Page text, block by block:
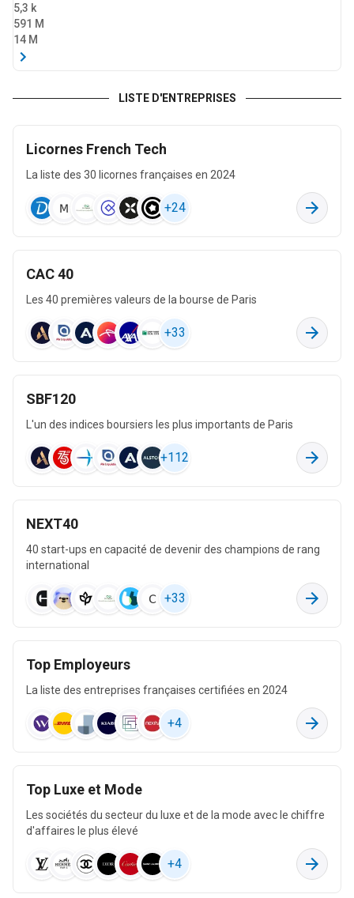
5,3 k
591 M
14 M
671 k
203 M
-229 M
131 M
117 M
Industrie chimique
Commerce de gros, à l'exception des automobiles et des
578 k
64 M
Métallurgie
2,8 k
56 M
LISTE D'ENTREPRISES
Licornes French Tech
La liste des 30 licornes françaises en 2024
+24
CAC 40
Les 40 premières valeurs de la bourse de Paris
+33
SBF120
L'un des indices boursiers les plus importants de Paris
+112
NEXT40
40 start-ups en capacité de devenir des champions de rang
international
+33
Top Employeurs
La liste des entreprises françaises certifiées en 2024
+4
Top Luxe et Mode
Les sociétés du secteur du luxe et de la mode avec le chiffre
d'affaires le plus élevé
+4